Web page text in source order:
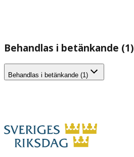
Behandlas i betänkande (1)
Behandlas i betänkande (1)